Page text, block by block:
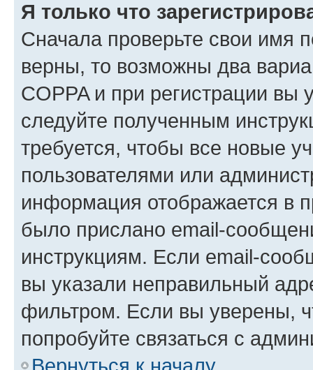
Я только что
Сначала проверьте свои имя
верны, то возможны два
COPPA и при регистрации вы
следуйте полученным
требуется, чтобы все новые
пользователями или
информация отображается в
было прислано email-
инструкциям. Если email-
вы указали неправильный
фильтром. Если вы уверены,
попробуйте связаться с
Вернуться к началу